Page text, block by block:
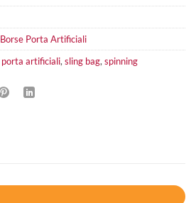
Borse Porta Artificiali
porta artificiali, sling bag, spinning